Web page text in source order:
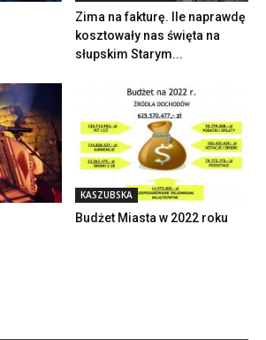
Zima na fakturę. Ile naprawdę
kosztowały nas święta na
słupskim Starym...
KASZUBSKA
Budżet Miasta w 2022 roku